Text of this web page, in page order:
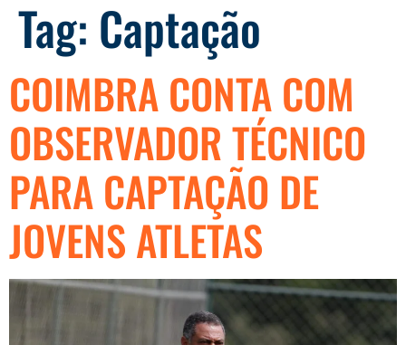
Tag: Captação
COIMBRA CONTA COM
OBSERVADOR TÉCNICO
PARA CAPTAÇÃO DE
JOVENS ATLETAS